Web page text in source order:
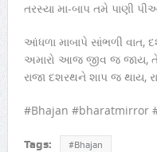
તરસ્યા મા-બાપ તમે પાણી
આંધળા માબાપે સાંભળી વાત,
અમારો આજ જીવ જ જાય,
રાજા દશરથને શાપ જ થાય,
#Bhajan #bharatmirror
Tags: #Bhajan